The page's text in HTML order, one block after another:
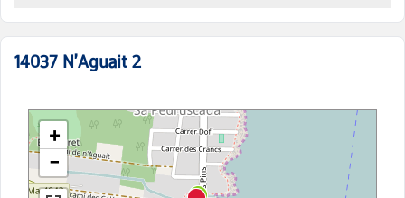
14037 N'Aguait 2